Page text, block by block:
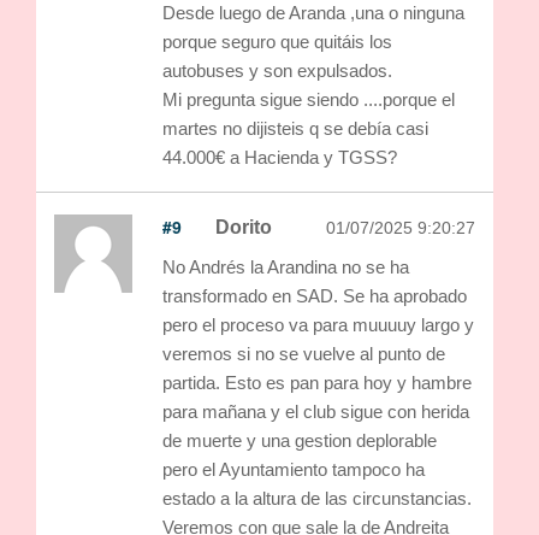
Desde luego de Aranda ,una o ninguna
porque seguro que quitáis los
autobuses y son expulsados.
Mi pregunta sigue siendo ....porque el
martes no dijisteis q se debía casi
44.000€ a Hacienda y TGSS?
#9 Dorito 01/07/2025 9:20:27
No Andrés la Arandina no se ha
transformado en SAD. Se ha aprobado
pero el proceso va para muuuuy largo y
veremos si no se vuelve al punto de
partida. Esto es pan para hoy y hambre
para mañana y el club sigue con herida
de muerte y una gestion deplorable
pero el Ayuntamiento tampoco ha
estado a la altura de las circunstancias.
Veremos con que sale la de Andreita